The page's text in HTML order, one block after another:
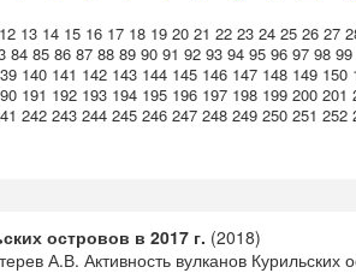
12 13 14 15 16 17 18 19 20 21 22 23 24 25 26 27
84 85 86 87 88 89 90 91 92 93 94 95 96 97 98 99
140 141 142 143 144 145 146 147 148 149 150
191 192 193 194 195 196 197 198 199 200 201
242 243 244 245 246 247 248 249 250 251 252
островов в 2017 г. (2018)
А.В. Активность вулканов